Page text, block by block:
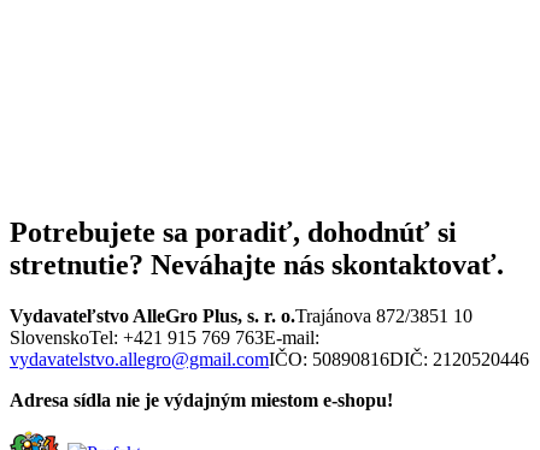
Potrebujete sa poradiť, dohodnúť si
stretnutie? Neváhajte nás skontaktovať.
Vydavateľstvo AlleGro Plus, s. r. o.Trajánova 872/3851 10
SlovenskoTel: +421 915 769 763E-mail:
vydavatelstvo.allegro@gmail.comIČO: 50890816DIČ: 2120520446
Adresa sídla nie je výdajným miestom e-shopu!